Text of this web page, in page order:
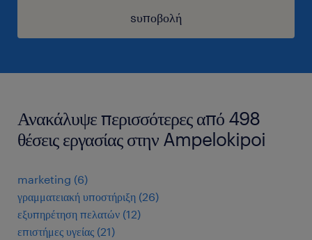
sυποβολή
Ανακάλυψε περισσότερες από 498
θέσεις εργασίας στην Ampelokipoi
marketing (6)
γραμματειακή υποστήριξη (26)
εξυπηρέτηση πελατών (12)
επιστήμες υγείας (21)